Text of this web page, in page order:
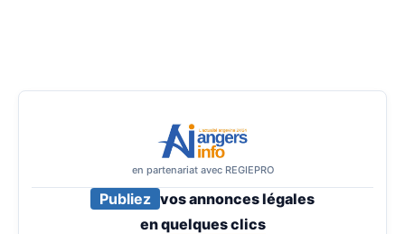
en partenariat avec REGIEPRO
Publiez vos annonces légales
enquelques clics